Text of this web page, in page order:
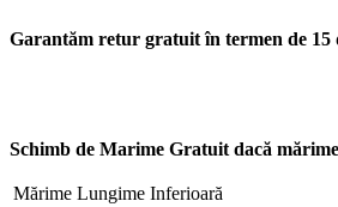
Garantăm retur gratuit în termen de 15
Schimb de Marime Gratuit dacă
Mărime Lungime Inferioară